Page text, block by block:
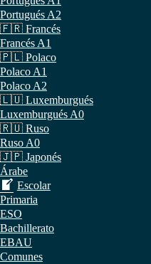
Portugués A2
🇫🇷 Francés
Francés A1
🇵🇱 Polaco
Polaco A1
Polaco A2
🇱🇺 Luxemburgués
Luxemburgués A0
🇷🇺 Ruso
Ruso A0
🇯🇵 Japonés
Árabe
Escolar
Primaria
ESO
Bachillerato
EBAU
Comunes